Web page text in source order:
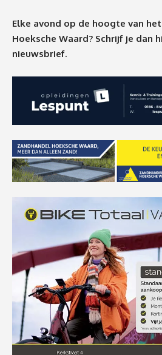
Elke avond op de hoogte van
Hoeksche Waard? Schrijf je dan
nieuwsbrief.